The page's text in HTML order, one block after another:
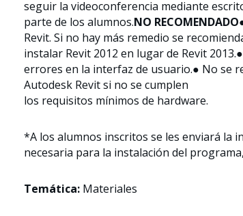
seguir la videoconferencia mediante
parte de los alumnos.NO RECOMENDADO
Revit. Si no hay más remedio se
instalar Revit 2012 en lugar de Revit
errores en la interfaz de usuario.● No se
Autodesk Revit si no se cumplen
los requisitos mínimos de hardware.
*A los alumnos inscritos se les enviará la
necesaria para la instalación del
Temática: Materiales